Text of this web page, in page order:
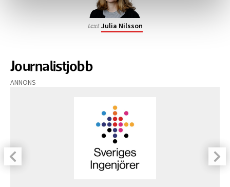
text Julia Nilsson
Journalistjobb
ANNONS